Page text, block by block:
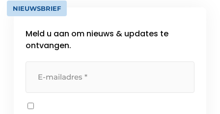
NIEUWSBRIEF
Meld u aan om nieuws & updates te
ontvangen.